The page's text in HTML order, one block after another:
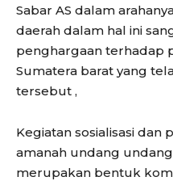
Sabar AS dalam
daerah dalam hal ini
penghargaan terhadap
Sumatera barat yang
tersebut ,
Kegiatan sosialisasi dan
amanah undang
merupakan bentuk